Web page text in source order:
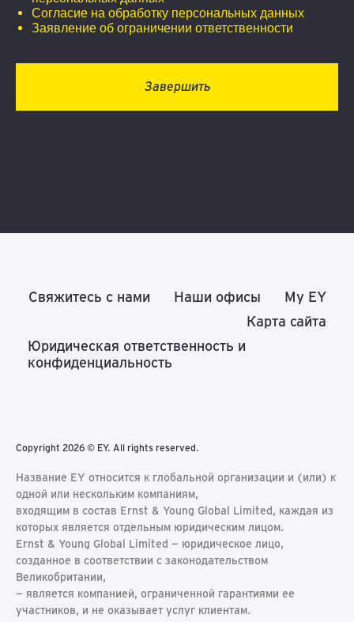
Согласие на обработку персональных данных
Заявление об ограничении ответственности
Завершить
Свяжитесь с нами Наши офисы
My EY
Карта сайта
Юридическая ответственность и
конфиденциальность
Copyright 2026 © EY. All rights reserved.
Название EY относится к глобальной организации и (или) к
одной или нескольким компаниям,
входящим в состав Ernst & Young Global Limited, каждая из
которых является отдельным юридическим лицом.
Ernst & Young Global Limited − юридическое лицо,
созданное в соответствии с законодательством
Великобритании,
− является компанией, ограниченной гарантиями ее
участников, и не оказывает услуг клиентам.